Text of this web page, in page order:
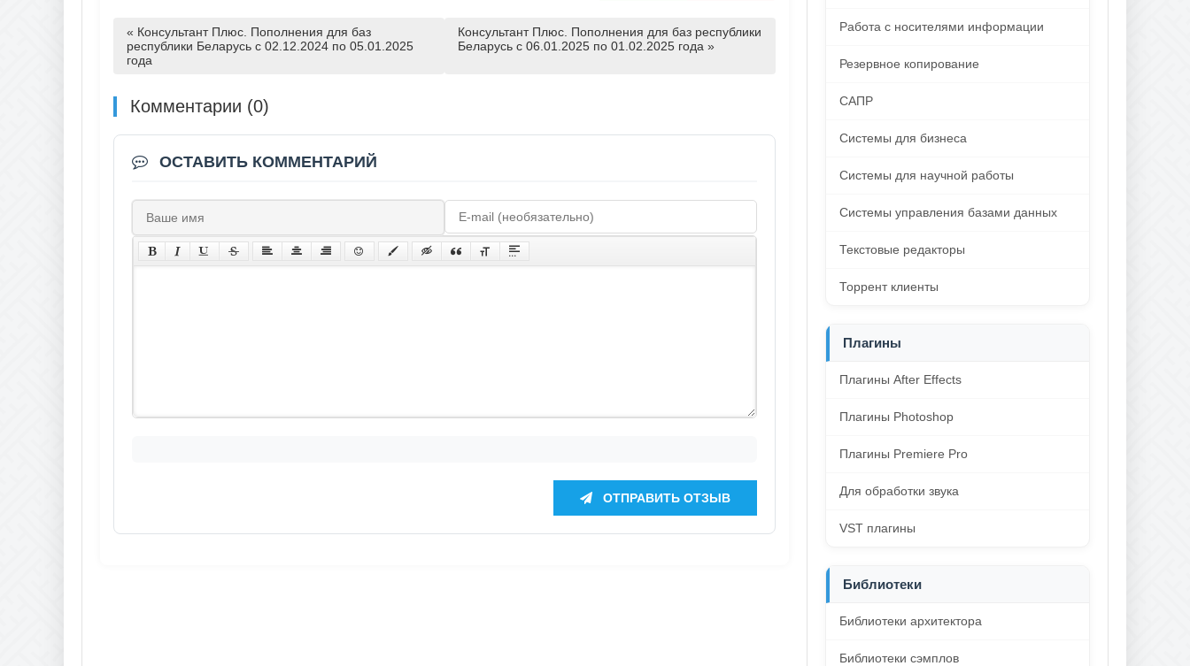
« Консультант Плюс. Пополнения для баз
республики Беларусь с 02.12.2024 по 05.01.2025
года
Консультант Плюс. Пополнения для баз республики
Беларусь с 06.01.2025 по 01.02.2025 года »
Комментарии (0)
ОСТАВИТЬ КОММЕНТАРИЙ
ОТПРАВИТЬ ОТЗЫВ
Работа с носителями информации
Резервное копирование
САПР
Системы для бизнеса
Системы для научной работы
Системы управления базами данных
Текстовые редакторы
Торрент клиенты
Плагины
Плагины After Effects
Плагины Photoshop
Плагины Premiere Pro
Для обработки звука
VST плагины
Библиотеки
Библиотеки архитектора
Библиотеки сэмплов